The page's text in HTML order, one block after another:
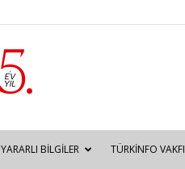
YARARLI BILGILER TÜRKINFO VAKFI